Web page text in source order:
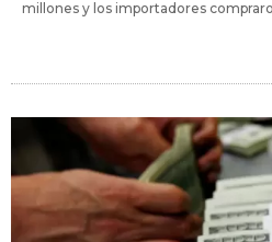
millones y los importadores